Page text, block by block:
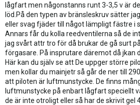
lågfart men någonstanns runt 3-3,5 v är
löd.På den typen av bränsleskruv sätter
eller svag fjäder till något lämpligt fästre i
Annars får du kolla reedventilerna så de
jag svårt attr tro för då brukar de gå surt
förgasare. På insprutare däremot då jkan
Här kan du själv se att De uppger större
men kollar du mainjetr så går de ner till
att piloten är luftmunstycke. De finns
luftmunstycke på enbart lågfart speciellt
de är inte otroligt eller så har de skrivit gel